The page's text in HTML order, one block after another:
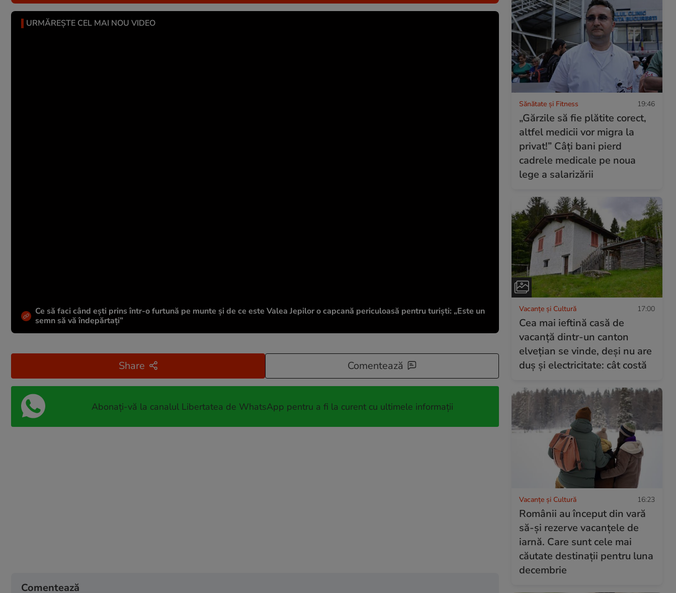
URMĂREȘTE CEL MAI NOU VIDEO
Ce să faci când ești prins într-o furtună pe munte și de ce este Valea Jepilor o capcană periculoasă pentru turiști: „Este un
semn să vă îndepărtați”
Share Comentează
Abonați-vă la canalul Libertatea de WhatsApp pentru a fi la curent cu ultimele informații
Comentează
Sănătate și Fitness 19:46
„Gărzile să fie plătite corect,
altfel medicii vor migra la
privat!” Câți bani pierd
cadrele medicale pe noua
lege a salarizării
Vacanțe și Cultură 17:00
Cea mai ieftină casă de
vacanță dintr-un canton
elvețian se vinde, deși nu are
duș și electricitate: cât costă
Vacanțe și Cultură 16:23
Românii au început din vară
să-și rezerve vacanțele de
iarnă. Care sunt cele mai
căutate destinații pentru luna
decembrie